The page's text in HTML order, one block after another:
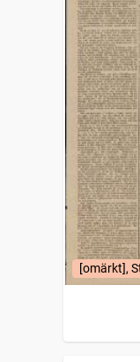
[omärkt],